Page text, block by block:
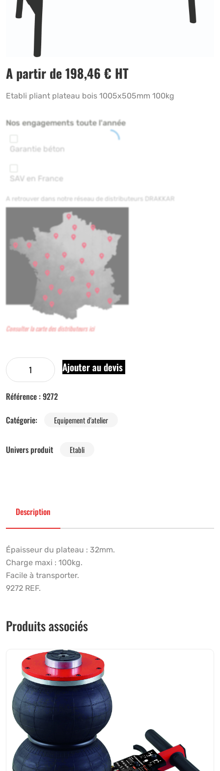
A partir de198,46 € HT
Etabli pliant plateau bois 1005x505mm 100kg
Nos engagements toute l'année
Garantie béton
SAV en France
A retrouver dans notre réseau de distributeurs DRAKKAR
Consulter la carte des distributeurs ici
Ajouter au devis
Référence : 9272
Catégorie:
Equipement d'atelier
Univers produit Etabli
Description
Épaisseur du plateau : 32mm.
Charge maxi : 100kg.
Facile à transporter.
9272 REF.
Produits associés